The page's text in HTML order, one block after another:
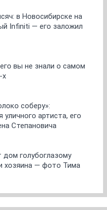
в Новосибирске на
Infiniti — его заложил
вы не знали о самом
х
соберу»:
уличного артиста, его
Степановича
голубоглазому
хозяина — фото Тима